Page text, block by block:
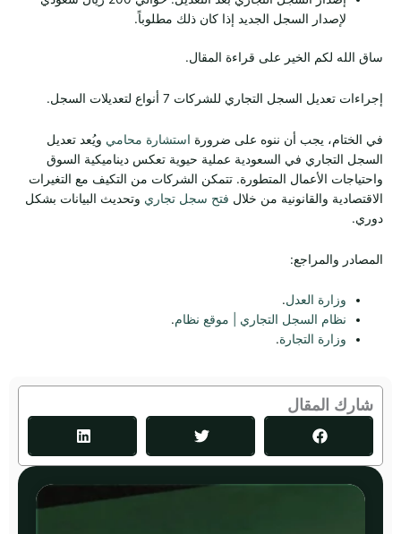
لإصدار السجل الجديد إذا كان ذلك مطلوباً.
ساق الله لكم الخير على قراءة المقال.
إجراءات تعديل السجل التجاري للشركات 7 أنواع لتعديلات السجل.
في الختام، يجب أن ننوه على ضرورة استشارة محامي ويُعد تعديل
السجل التجاري في السعودية عملية حيوية تعكس ديناميكية السوق
واحتياجات الأعمال المتطورة. تتمكن الشركات من التكيف مع التغيرات
الاقتصادية والقانونية من خلال فتح سجل تجاري وتحديث البيانات بشكل
دوري.
المصادر والمراجع:
وزارة العدل.
نظام السجل التجاري | موقع نظام.
وزارة التجارة.
شارك المقال